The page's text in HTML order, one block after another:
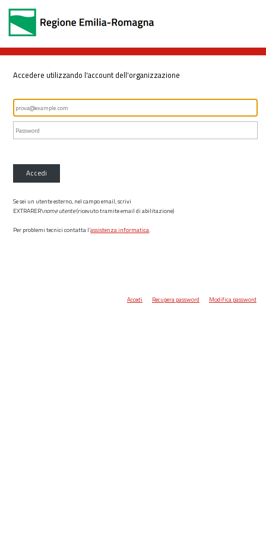
Accedere utilizzando l'account dell'organizzazione
Accedi
Se sei un utente esterno, nel campo email, scrivi
EXTRARER\nome utente(ricevuto tramite email di abilitazione)
Per problemi tecnici contatta l’assistenza informatica.
Accedi Recupera password Modifica password